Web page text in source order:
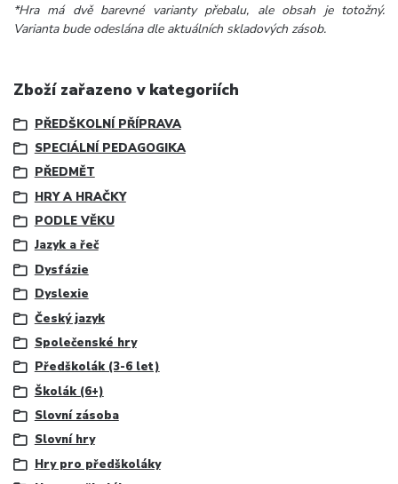
*Hra má dvě barevné varianty přebalu, ale obsah je totožný.
Varianta bude odeslána dle aktuálních skladových zásob.
Zboží zařazeno v kategoriích
PŘEDŠKOLNÍ PŘÍPRAVA
SPECIÁLNÍ PEDAGOGIKA
PŘEDMĚT
HRY A HRAČKY
PODLE VĚKU
Jazyk a řeč
Dysfázie
Dyslexie
Český jazyk
Společenské hry
Předškolák (3-6 let)
Školák (6+)
Slovní zásoba
Slovní hry
Hry pro předškoláky